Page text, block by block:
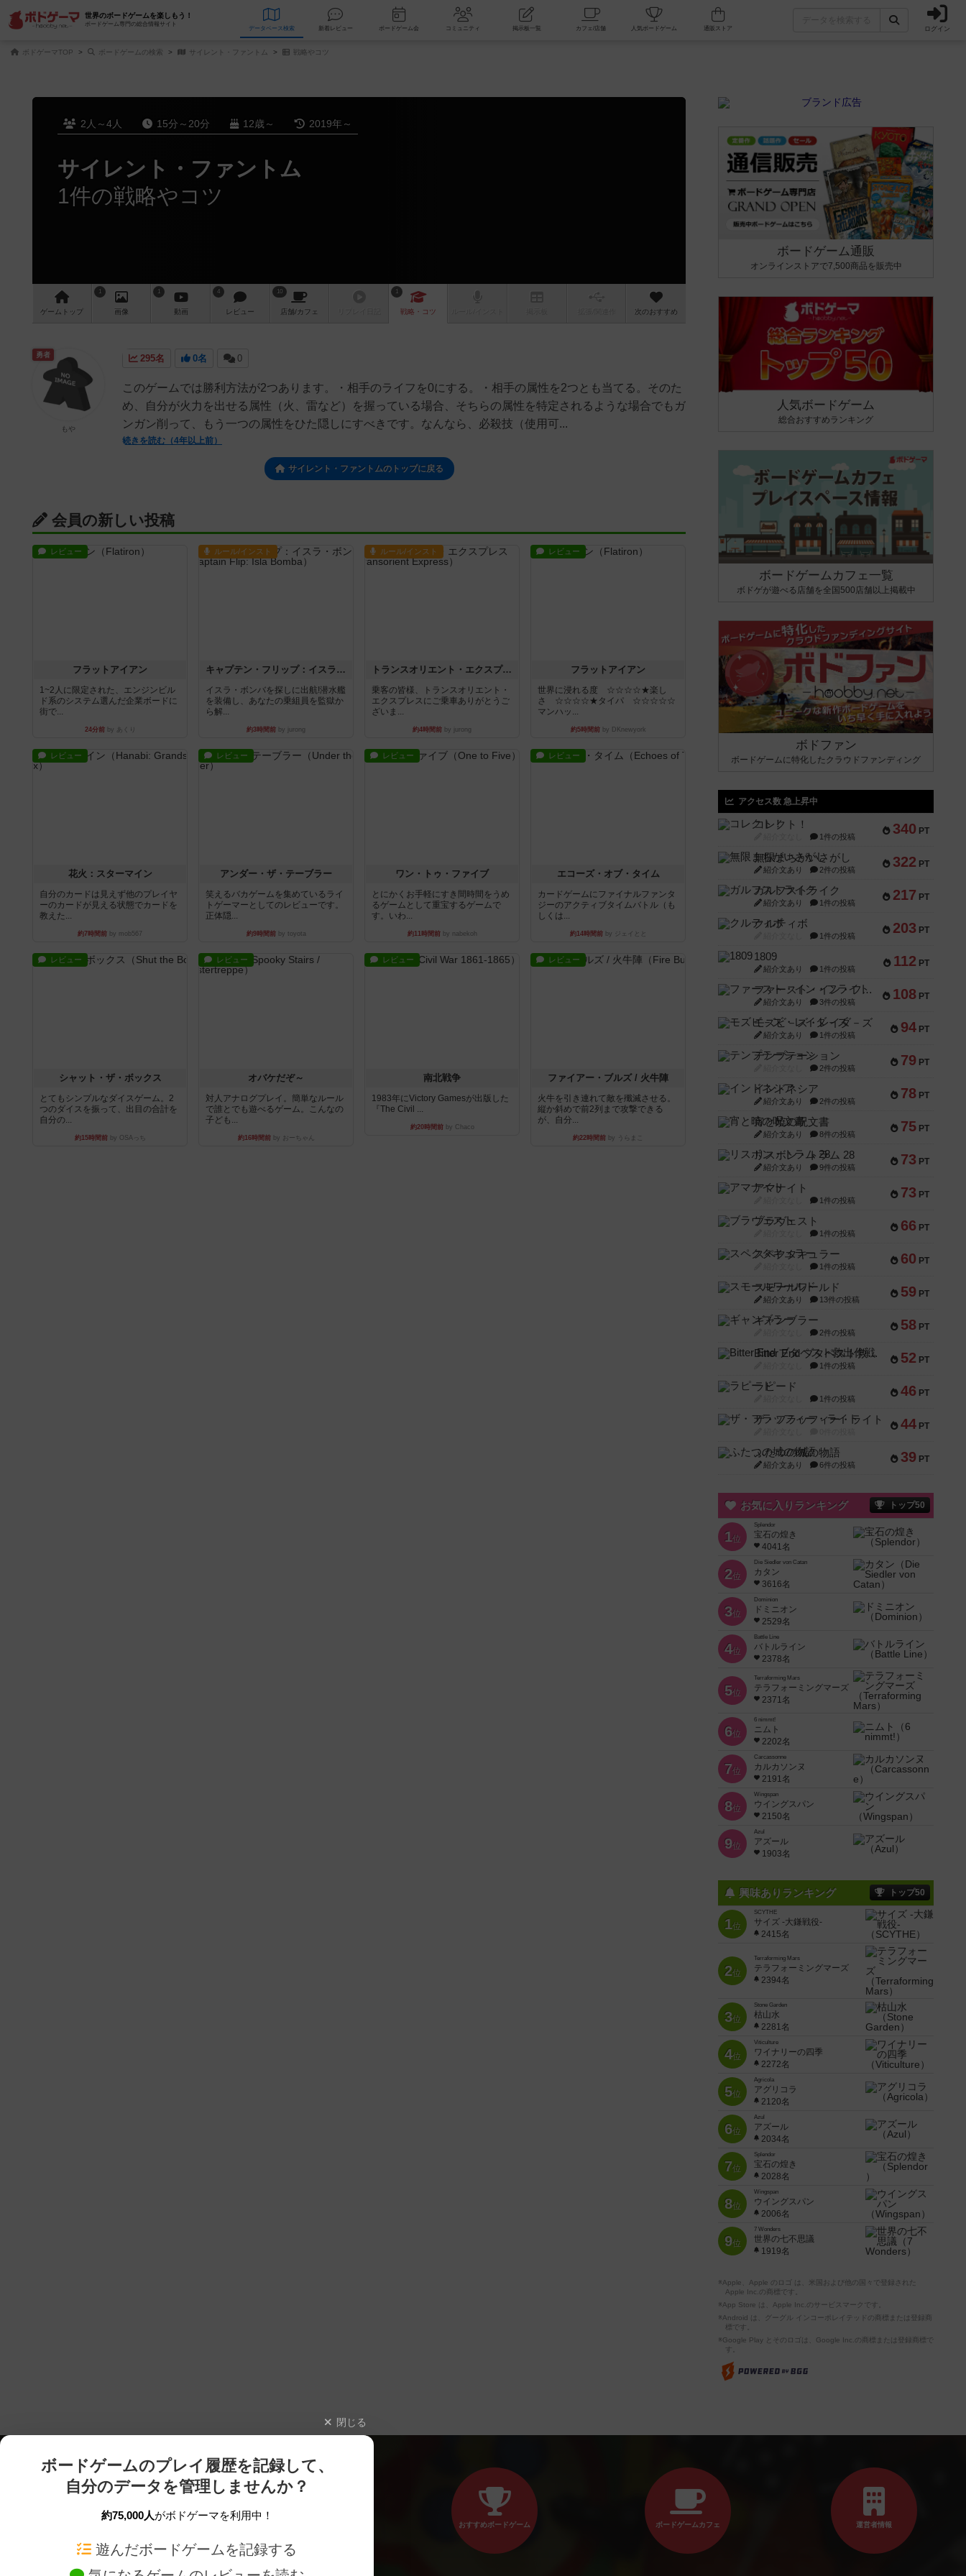
世界のボードゲームを楽しもう！
ボードゲーム専門の総合情報サイト
データベース 検索 新着レビュー ボードゲーム会 コミュニティ 掲示板一覧 カフェ/店舗 人気ボードゲーム ログイン
ボドゲーマTOP ボードゲームの検索 サイレント・ファントム 戦略やコツ
2人～4人 15分～20分 12歳～ 2019年～
サイレント・ファントム
1件の戦略やコツ
ゲーム トップ
1
画像
1
動画
4
レビュー
10
店舗/カフェ
1
戦略 ・コツ 次のおすすめ
295名 0名 0
このゲームでは勝利方法が2つあります。・相手のライフを0にする。・相手の属性を2つとも当てる。そのた
め、自分が火力を出せる属性（火、雷など）を握っている場合、そちらの属性を特定されるような場合でもガ
ンガン削って、もう一つの属性をひた隠しにすべきです。なんなら、必殺技（使用可...
続きを読む（4年以上前）
勇者
もや
サイレント・ファントムのトップに戻る
会員の新しい投稿
レビュー
フラットアイアン
1~2人に限定された、エンジンビル
ド系のシステム選んだ企業ボードに
街で...
24分前by あくり
ルール/インスト
キャプテン・フリップ：イスラ・ボンバ
イスラ・ボンバを探しに出航!潜水艦
を装備し、あなたの乗組員を監獄か
ら解...
約3時間前 by jurong
ルール/インスト
トランスオリエント・エクスプレス
乗客の皆様、トランスオリエント・
エクスプレスにご乗車ありがとうご
ざいま...
約4時間前 by jurong
レビュー
フラットアイアン
世界に浸れる度 ☆☆☆☆★楽し
さ ☆☆☆☆★タイパ ☆☆☆☆☆
マンハッ...
約5時間前by DKnewyork
レビュー
花火：スターマイン
自分のカードは見えず他のプレイヤ
ーのカードが見える状態でカードを
教えた...
約7時間前 by mob567
レビュー
アンダー・ザ・テーブラー
笑えるバカゲームを集めているライ
トゲーマーとしてのレビューです。
正体隠...
約9時間前by toyota
レビュー
ワン・トゥ・ファイブ
とにかくお手軽にすき間時間をうめ
るゲームとして重宝するゲームで
す。いわ...
約11時間前by nabekoh
レビュー
エコーズ・オブ・タイム
カードゲームにファイナルファンタ
ジーのアクティブタイムバトル（も
しくは...
約14時間前by ジェイとと
レビュー
シャット・ザ・ボックス
とてもシンプルなダイスゲーム。2
つのダイスを振って、出目の合計を
自分の...
約15時間前by OSAっち
レビュー
オバケだぞ～
対人アナログプレイ。簡単なルール
で誰とでも遊べるゲーム。こんなの
子ども...
約16時間前by おーちゃん
レビュー
南北戦争
1983年にVictory Gamesが出版した
『The Civil ...
約20時間前by Chaco
レビュー
ファイアー・ブルズ / 火牛陣
火牛を引き連れて敵を殲滅させる。
縦か斜めで前2列まで攻撃できる
が、自分...
約22時間前 by うらまこ
ボードゲーム通販
オンラインストアで7,500商品を販売中
人気ボードゲーム
総合おすすめランキング
ボードゲームカフェ一覧
ボドゲが遊べる店舗を全国500店舗以上掲載中
ボドファン
ボードゲームに特化したクラウドファンディング
アクセス数 急上昇中
340 PT
コレクト！
1件の投稿
322 PT
無限まちがいさがし
紹介文あり 2件の投稿
217 PT
ガルフストライク
紹介文あり 1件の投稿
203 PT
クルティボ
1件の投稿
112 PT
1809
紹介文あり 1件の投稿
108 PT
ファースト・イン・フライト
紹介文あり 3件の投稿
94 PT
モズビ－ズ・レイダ－ズ
紹介文あり 1件の投稿
79 PT
テンプテーション
2件の投稿
78 PT
インドネシア
紹介文あり 2件の投稿
75 PT
宵と暁の呪文書
紹介文あり 8件の投稿
73 PT
リスボン・トラム 28
紹介文あり 9件の投稿
73 PT
アマナイト
1件の投稿
66 PT
ブラヴェスト
1件の投稿
60 PT
スペクタキュラー
1件の投稿
59 PT
スモールワールド
紹介文あり 13件の投稿
58 PT
ギャンブラー
2件の投稿
52 PT
Bitter End ブタペスト救出作戦
1件の投稿
46 PT
ラピード
1件の投稿
44 PT
ザ・フラッフィー・ライト
39 PT
ふたつの城の物語
紹介文あり 6件の投稿
お気に入りランキング トップ50
1位
Splendor
宝石の煌き
4041名
2位
Die Siedler von Catan
カタン
3616名
3位
Dominion
ドミニオン
2529名
4位
Battle Line
バトルライン
2378名
5位
Terraforming Mars
テラフォーミングマーズ
2371名
6位
6 nimmt!
ニムト
2202名
7位
Carcassonne
カルカソンヌ
2191名
8位
Wingspan
ウイングスパン
2150名
9位
Azul
アズール
1903名
興味ありランキング トップ50
1位
SCYTHE
サイズ -大鎌戦役-
2415名
2位
Terraforming Mars
テラフォーミングマーズ
2394名
3位
Stone Garden
枯山水
2281名
4位
Viticulture
ワイナリーの四季
2272名
5位
Agricola
アグリコラ
2120名
6位
Azul
アズール
2034名
7位
Splendor
宝石の煌き
2028名
8位
Wingspan
ウイングスパン
2006名
9位
7 Wonders
世界の七不思議
1919名
※Apple、Apple のロゴ は、米国および他の国々で登録された
Apple Inc.の商標です。
※App Store は、Apple Inc.のサービスマークです。
※Android は、グーグル インコーポレイテッドの商標または登録商
標です。
※Google Play とそのロゴは、Google Inc.の商標または登録商標で
す。
閉じる
ボードゲームのプレイ履歴を記録して、
自分のデータを管理しませんか？
約75,000人がボドゲーマを利用中！
遊んだボードゲームを記録する
おすすめボードゲーム ボードゲームカフェ 運営者情報